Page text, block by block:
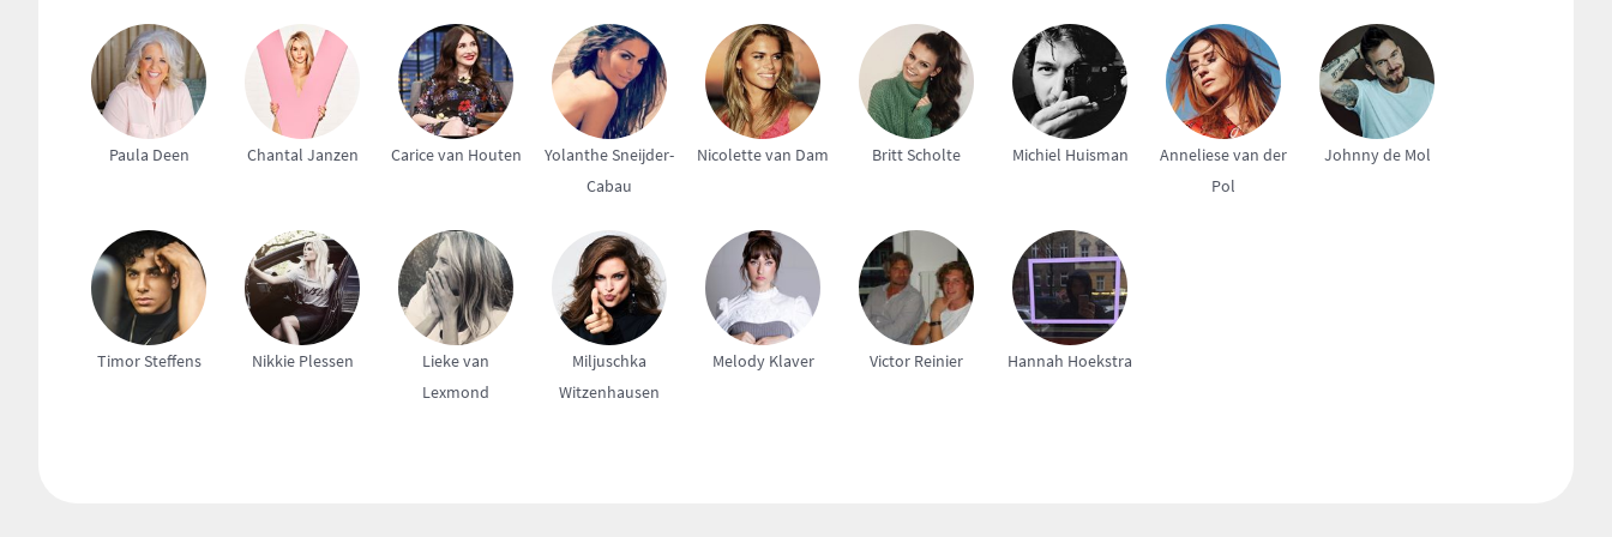
Paula Deen Chantal Janzen Carice van Houten
Yolanthe Sneijder-
Cabau
Nicolette van Dam Britt Scholte Michiel Huisman
Anneliese van der
Pol
Johnny de Mol
Timor Steffens Nikkie Plessen
Lieke van
Lexmond
Miljuschka
Witzenhausen
Melody Klaver Victor Reinier Hannah Hoekstra